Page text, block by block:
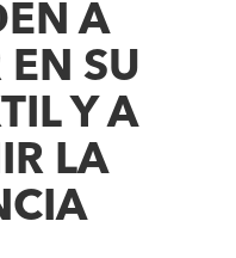
A
SU
Y A
LA